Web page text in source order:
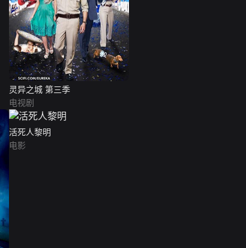
灵异之城 第三季
电视剧
活死人黎明
电影